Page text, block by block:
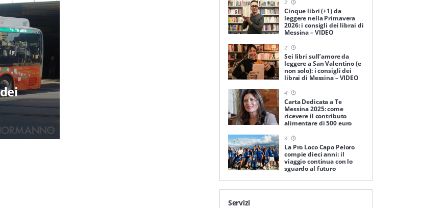
2'
Cinque libri (+1) da
leggere nella Primavera
2026: i consigli dei librai di
Messina – VIDEO
2'
Sei libri sull’amore da
leggere a San Valentino (e
non solo): i consigli dei
librai di Messina – VIDEO
4'
Carta Dedicata a Te
Messina 2025: come
ricevere il contributo
alimentare di 500 euro
3'
La Pro Loco Capo Peloro
compie dieci anni: il
viaggio continua con lo
sguardo al futuro
Servizi